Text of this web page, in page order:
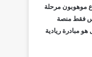
يدخل مشروع موهوبون مرحلة
فقط منصة
هو مبادرة ريادية